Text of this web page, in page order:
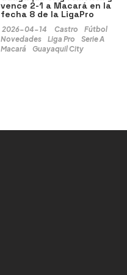
vence 2-1 a Macará en la
fecha 8 de la LigaPro
2026-04-14 Castro
Fútbol
Novedades
Liga Pro
Serie A
Macará
Guayaquil City